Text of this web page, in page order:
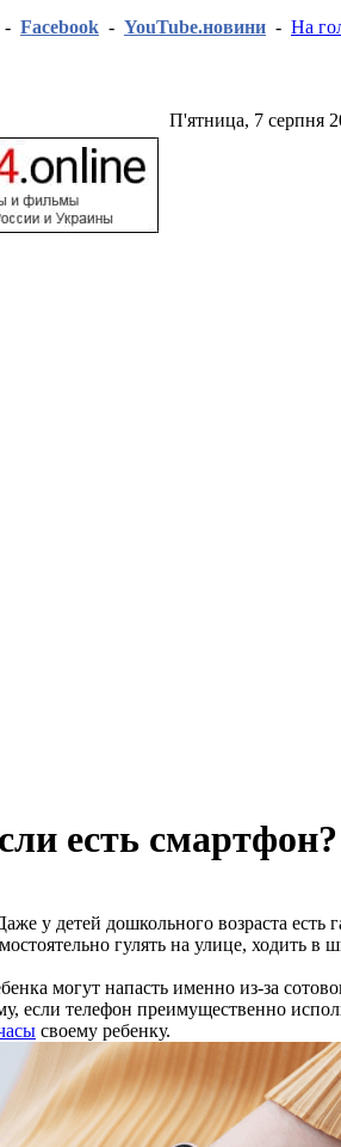
- Facebook - YouTube.новини - На
П'ятница, 7 серпня
есть смартфон?
у детей дошкольного возраста
гулять на улице, ходить в
могут напасть именно из-за
если телефон преимущественно
своему ребенку.